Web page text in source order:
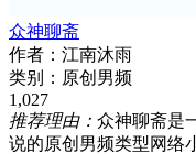
众神聊斋
作者： 江南沐雨
类别： 原创男频
1,027
推荐理由： 众神聊斋是
说的原创男频类型网络